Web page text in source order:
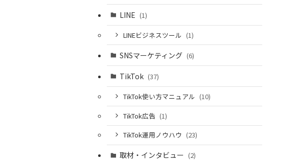
LINE (1)
LINEビジネスツール (1)
SNSマーケティング (6)
TikTok (37)
TikTok使い方マニュアル (10)
TikTok広告 (1)
TikTok運用ノウハウ (23)
取材・インタビュー (2)